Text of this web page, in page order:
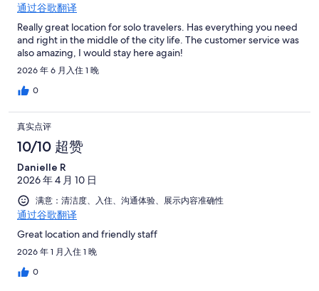
通过谷歌翻译
Really great location for solo travelers. Has everything you need
and right in the middle of the city life. The customer service was
also amazing, I would stay here again!
2026 年 6 月入住 1 晚
0
真实点评
10/10 超赞
Danielle R
2026 年 4 月 10 日
满意：清洁度、入住、沟通体验、展示内容准确性
通过谷歌翻译
Great location and friendly staff
2026 年 1 月入住 1 晚
0